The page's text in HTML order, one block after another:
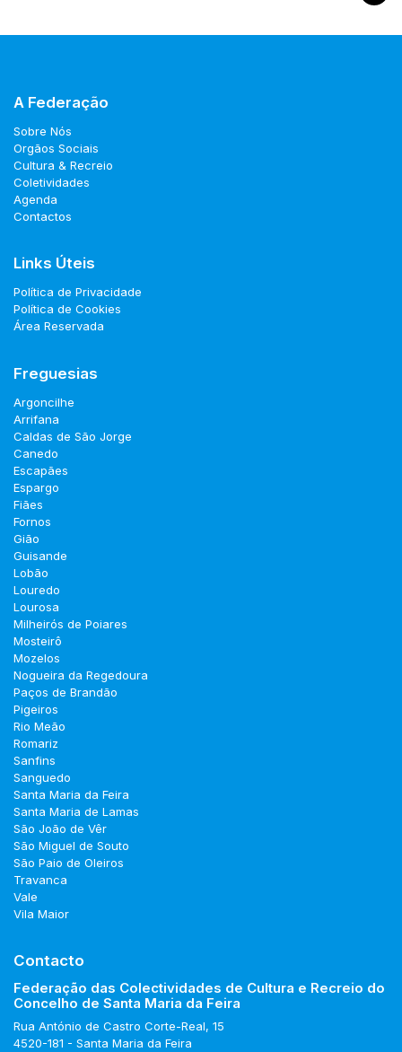
A Federação
Sobre Nós
Orgãos Sociais
Cultura & Recreio
Coletividades
Agenda
Contactos
Links Úteis
Política de Privacidade
Política de Cookies
Área Reservada
Freguesias
Argoncilhe
Arrifana
Caldas de São Jorge
Canedo
Escapães
Espargo
Fiães
Fornos
Gião
Guisande
Lobão
Louredo
Lourosa
Milheirós de Poiares
Mosteirô
Mozelos
Nogueira da Regedoura
Paços de Brandão
Pigeiros
Rio Meão
Romariz
Sanfins
Sanguedo
Santa Maria da Feira
Santa Maria de Lamas
São João de Vêr
São Miguel de Souto
São Paio de Oleiros
Travanca
Vale
Vila Maior
Contacto
Federação das Colectividades de Cultura e Recreio do
Concelho de Santa Maria da Feira
Rua António de Castro Corte-Real, 15
4520-181 - Santa Maria da Feira